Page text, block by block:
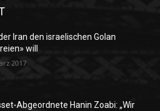
Iran den israelischen Golan
will
2017
Abgeordnete Hanin Zoabi: „Wir